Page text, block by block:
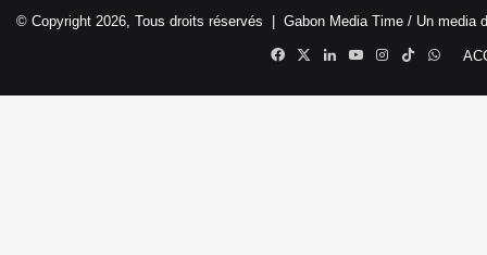
© Copyright 2026, Tous droits réservés | Gabon Media Time / Un media
Facebook
X LinkedinYouTubeInstagram
TikTok